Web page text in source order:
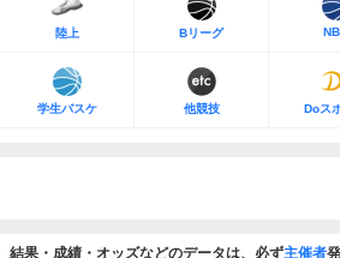
陸上 Bリーグ
学生バスケ 他競技 Doス
結果・成績・オッズなどのデータは、必ず主催者